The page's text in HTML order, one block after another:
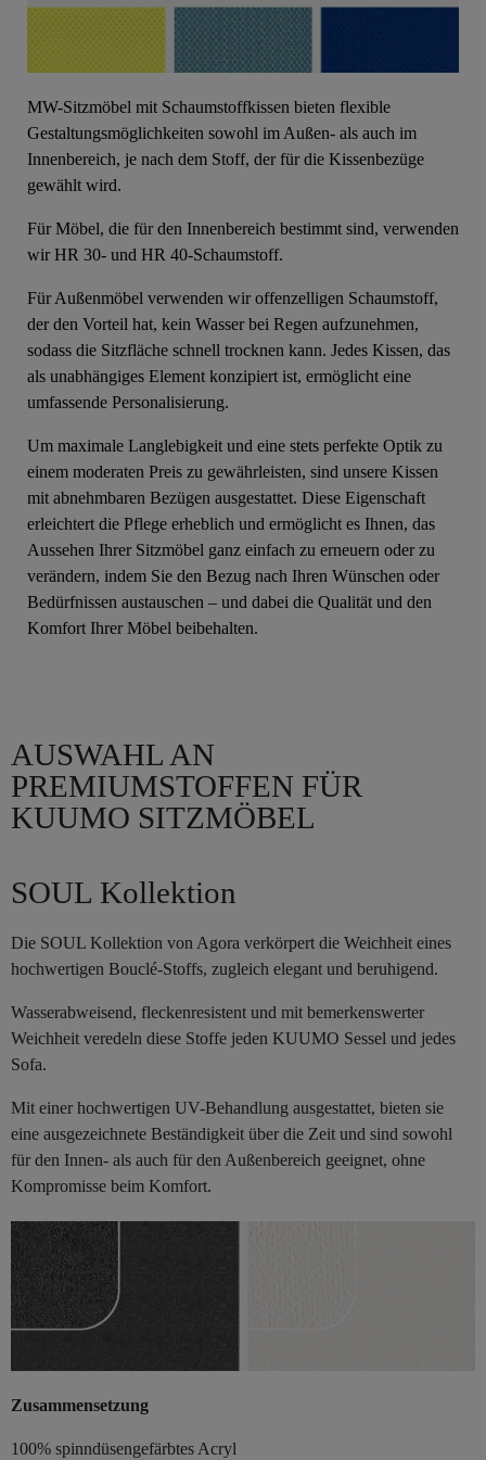
MW-Sitzmöbel mit Schaumstoffkissen bieten flexible
Gestaltungsmöglichkeiten sowohl im Außen- als auch im
Innenbereich, je nach dem Stoff, der für die Kissenbezüge
gewählt wird.
Für Möbel, die für den Innenbereich bestimmt sind, verwenden
wir HR 30- und HR 40-Schaumstoff.
Für Außenmöbel verwenden wir offenzelligen Schaumstoff,
der den Vorteil hat, kein Wasser bei Regen aufzunehmen,
sodass die Sitzfläche schnell trocknen kann. Jedes Kissen, das
als unabhängiges Element konzipiert ist, ermöglicht eine
umfassende Personalisierung.
Um maximale Langlebigkeit und eine stets perfekte Optik zu
einem moderaten Preis zu gewährleisten, sind unsere Kissen
mit abnehmbaren Bezügen ausgestattet. Diese Eigenschaft
erleichtert die Pflege erheblich und ermöglicht es Ihnen, das
Aussehen Ihrer Sitzmöbel ganz einfach zu erneuern oder zu
verändern, indem Sie den Bezug nach Ihren Wünschen oder
Bedürfnissen austauschen – und dabei die Qualität und den
Komfort Ihrer Möbel beibehalten.
AUSWAHL AN
PREMIUMSTOFFEN FÜR
KUUMO SITZMÖBEL
SOUL Kollektion
Die SOUL Kollektion von Agora verkörpert die Weichheit eines
hochwertigen Bouclé-Stoffs, zugleich elegant und beruhigend.
Wasserabweisend, fleckenresistent und mit bemerkenswerter
Weichheit veredeln diese Stoffe jeden KUUMO Sessel und jedes
Sofa.
Mit einer hochwertigen UV-Behandlung ausgestattet, bieten sie
eine ausgezeichnete Beständigkeit über die Zeit und sind sowohl
für den Innen- als auch für den Außenbereich geeignet, ohne
Kompromisse beim Komfort.
Zusammensetzung
100% spinndüsengefärbtes Acryl